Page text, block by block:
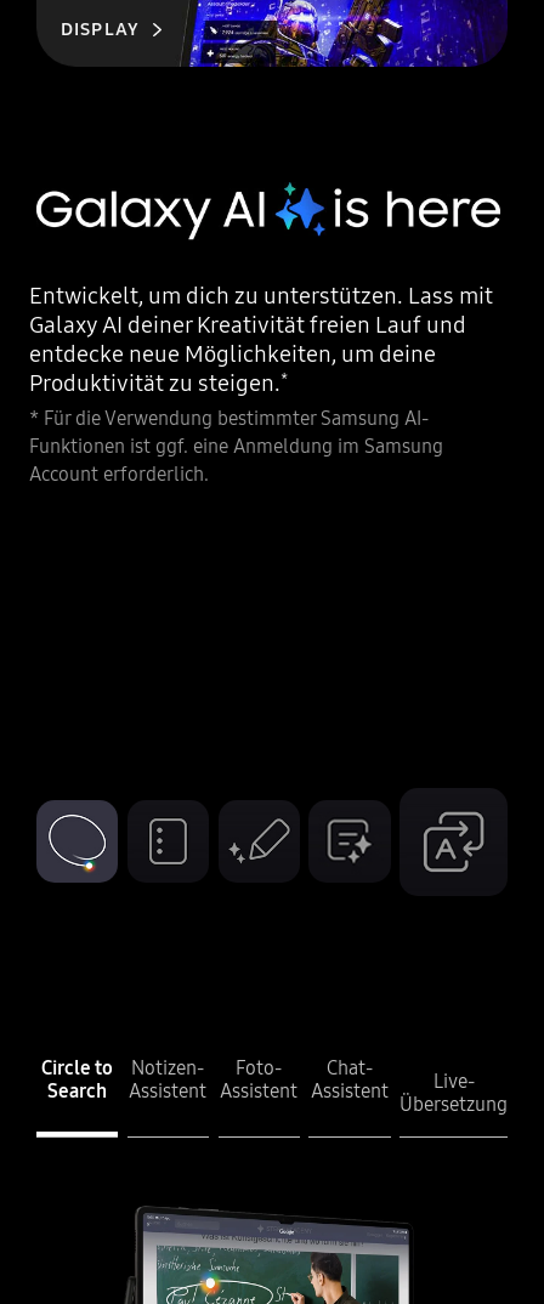
DISPLAY
Entwickelt, um dich zu unterstützen. Lass mit
Galaxy AI deiner Kreativität freien Lauf und
entdecke neue Möglichkeiten, um deine
Produktivität zu steigen.*
* Für die Verwendung bestimmter Samsung AI-
Funktionen ist ggf. eine Anmeldung im Samsung
Account erforderlich.
Circle to
Search
Notizen-
Assistent
Foto-
Assistent
Chat-
Assistent
Live-
Übersetzung